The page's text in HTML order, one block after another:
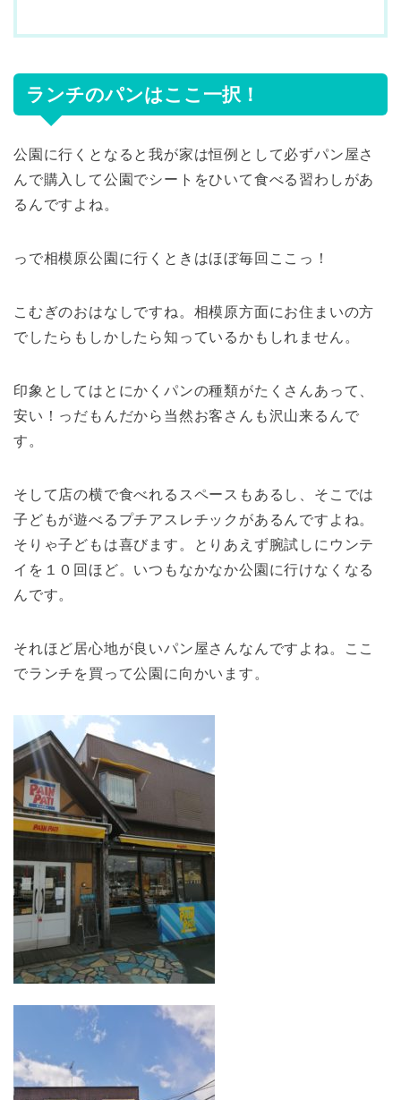
ランチのパンはここ一択！
公園に行くとなると我が家は恒例として必ずパン屋さ
んで購入して公園でシートをひいて食べる習わしがあ
るんですよね。
っで相模原公園に行くときはほぼ毎回ここっ！
こむぎのおはなしですね。相模原方面にお住まいの方
でしたらもしかしたら知っているかもしれません。
印象としてはとにかくパンの種類がたくさんあって、
安い！っだもんだから当然お客さんも沢山来るんで
す。
そして店の横で食べれるスペースもあるし、そこでは
子どもが遊べるプチアスレチックがあるんですよね。
そりゃ子どもは喜びます。とりあえず腕試しにウンテ
イを１０回ほど。いつもなかなか公園に行けなくなる
んです。
それほど居心地が良いパン屋さんなんですよね。ここ
でランチを買って公園に向かいます。